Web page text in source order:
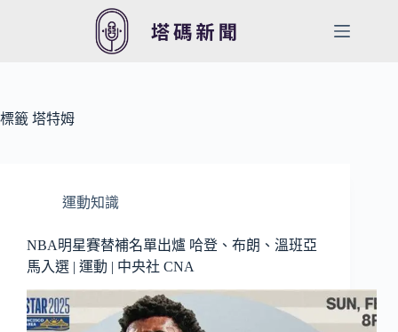
容
標籤 塔特姆
運動知識
NBA明星賽替補名單出爐 哈登、布朗、溫班亞
馬入選 | 運動 | 中央社 CNA